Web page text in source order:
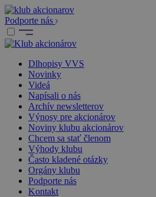
Podporte nás
Dlhopisy VVS
Novinky
Videá
Napísali o nás
Archív newsletterov
Výnosy pre akcionárov
Noviny klubu akcionárov
Chcem sa stať členom
Výhody klubu
Často kladené otázky
Orgány klubu
Podporte nás
Kontakt